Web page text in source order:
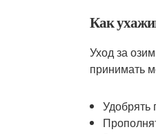
Как
Уход за
принимать
Удобрять